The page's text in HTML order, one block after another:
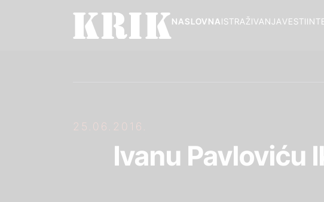
VESTI
ISTRAŽIVANJA
NASLOVNA
25.06.2016.
Ivanu Pavloviću